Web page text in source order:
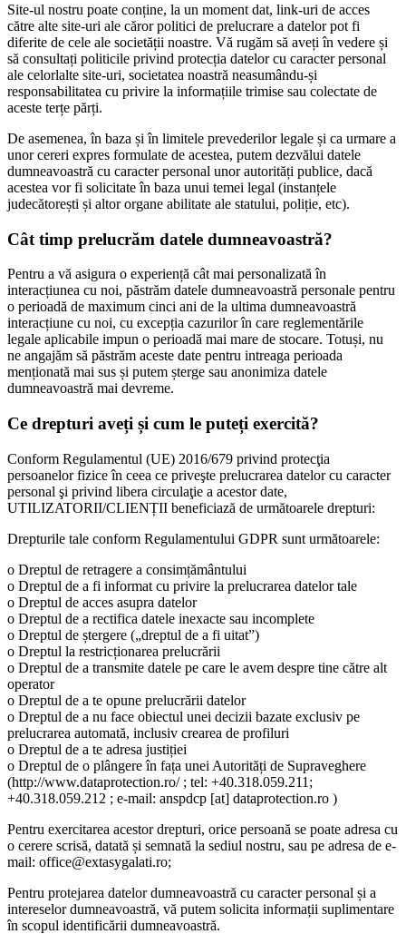
Site-ul nostru poate conține, la un moment dat, link-uri de acces
către alte site-uri ale căror politici de prelucrare a datelor pot fi
diferite de cele ale societății noastre. Vă rugăm să aveți în vedere și
să consultați politicile privind protecția datelor cu caracter personal
ale celorlalte site-uri, societatea noastră neasumându-și
responsabilitatea cu privire la informațiile trimise sau colectate de
aceste terțe părți.
De asemenea, în baza și în limitele prevederilor legale și ca urmare a
unor cereri expres formulate de acestea, putem dezvălui datele
dumneavoastră cu caracter personal unor autorități publice, dacă
acestea vor fi solicitate în baza unui temei legal (instanțele
judecătorești și altor organe abilitate ale statului, poliție, etc).
Cât timp prelucrăm datele dumneavoastră?
Pentru a vă asigura o experiență cât mai personalizată în
interacțiunea cu noi, păstrăm datele dumneavoastră personale pentru
o perioadă de maximum cinci ani de la ultima dumneavoastră
interacțiune cu noi, cu excepția cazurilor în care reglementările
legale aplicabile impun o perioadă mai mare de stocare. Totuși, nu
ne angajăm să păstrăm aceste date pentru intreaga perioada
menționată mai sus și putem șterge sau anonimiza datele
dumneavoastră mai devreme.
Ce drepturi aveți și cum le puteți exercită?
Conform Regulamentul (UE) 2016/679 privind protecţia
persoanelor fizice în ceea ce priveşte prelucrarea datelor cu caracter
personal şi privind libera circulaţie a acestor date,
UTILIZATORII/CLIENȚII beneficiază de următoarele drepturi:
Drepturile tale conform Regulamentului GDPR sunt următoarele:
o Dreptul de retragere a consimțământului
o Dreptul de a fi informat cu privire la prelucrarea datelor tale
o Dreptul de acces asupra datelor
o Dreptul de a rectifica datele inexacte sau incomplete
o Dreptul de ștergere („dreptul de a fi uitat”)
o Dreptul la restricționarea prelucrării
o Dreptul de a transmite datele pe care le avem despre tine către alt
operator
o Dreptul de a te opune prelucrării datelor
o Dreptul de a nu face obiectul unei decizii bazate exclusiv pe
prelucrarea automată, inclusiv crearea de profiluri
o Dreptul de a te adresa justiției
o Dreptul de o plângere în fața unei Autorități de Supraveghere
(http://www.dataprotection.ro/ ; tel: +40.318.059.211;
+40.318.059.212 ; e-mail: anspdcp [at] dataprotection.ro )
Pentru exercitarea acestor drepturi, orice persoană se poate adresa cu
o cerere scrisă, datată și semnată la sediul nostru, sau pe adresa de e-
mail: office@extasygalati.ro;
Pentru protejarea datelor dumneavoastră cu caracter personal și a
intereselor dumneavoastră, vă putem solicita informații suplimentare
în scopul identificării dumneavoastră.